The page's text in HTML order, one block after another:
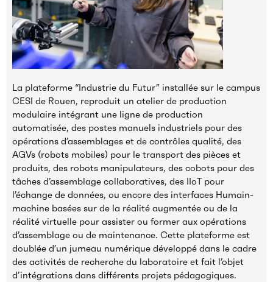
La plateforme “Industrie du Futur” installée sur le campus
CESI de Rouen, reproduit un atelier de production
modulaire intégrant une ligne de production
automatisée, des postes manuels industriels pour des
opérations d’assemblages et de contrôles qualité, des
AGVs (robots mobiles) pour le transport des pièces et
produits, des robots manipulateurs, des cobots pour des
tâches d’assemblage collaboratives, des IIoT pour
l’échange de données, ou encore des interfaces Humain-
machine basées sur de la réalité augmentée ou de la
réalité virtuelle pour assister ou former aux opérations
d’assemblage ou de maintenance. Cette plateforme est
doublée d’un jumeau numérique développé dans le cadre
des activités de recherche du laboratoire et fait l’objet
d’intégrations dans différents projets pédagogiques.